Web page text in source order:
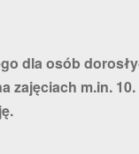
dla osób
m.in.